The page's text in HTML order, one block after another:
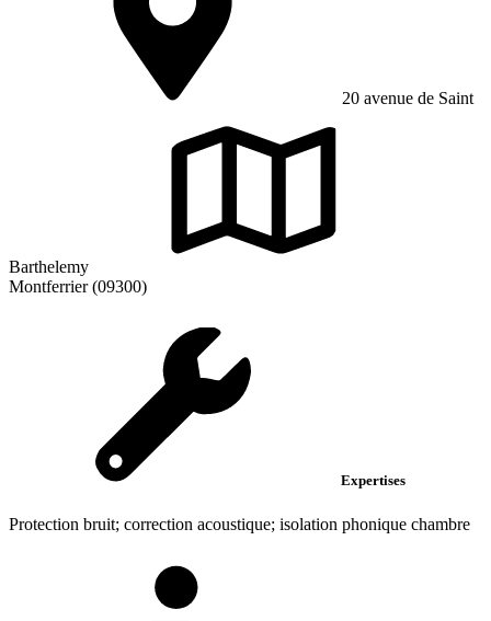
20 avenue de Saint
Barthelemy
Montferrier (09300)
Expertises
Protection bruit; correction acoustique; isolation phonique chambre